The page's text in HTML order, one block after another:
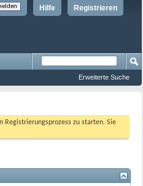
Registrieren
Hilfe
Erweiterte Suche
Registrierungsprozess zu starten. Sie